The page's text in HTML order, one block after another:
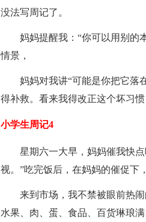
没法写周记了。
妈妈提醒我：“你可以用别的本
情景，
妈妈对我讲“可能是你把它落在
得补救。看来我得改正这个坏习
小学生周记4
星期六一大早，妈妈催我快点
视。”吃完饭后，在妈妈的催促下
来到市场，我不禁被眼前热闹
水果、肉、蛋、食品、百货琳琅